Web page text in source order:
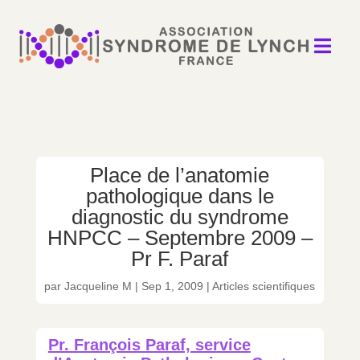

Place de l’anatomie
pathologique dans le
diagnostic du syndrome
HNPCC – Septembre 2009 –
Pr F. Paraf
parJacqueline M | Sep 1, 2009 |Articles scientifiques
Pr. François Paraf, service